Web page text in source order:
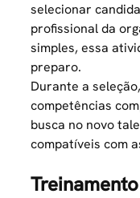
selecionar
profissional da
simples, essa
preparo.
Durante a
competências
busca no novo
compatíveis com